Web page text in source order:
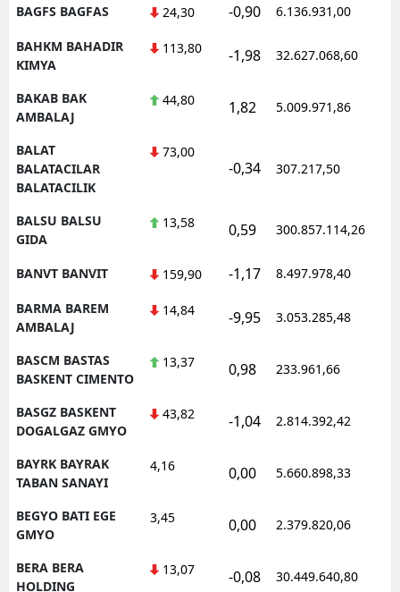
BAGFS BAGFAS 24,30 -0,90 6.136.931,00
BAHKM BAHADIR
KIMYA
113,80 -1,98 32.627.068,60
BAKAB BAK
AMBALAJ
44,80 1,82 5.009.971,86
BALAT
BALATACILAR
BALATACILIK
73,00
-0,34 307.217,50
BALSU BALSU
GIDA
13,58 0,59 300.857.114,26
BANVT BANVIT 159,90 -1,17 8.497.978,40
BARMA BAREM
AMBALAJ
14,84 -9,95 3.053.285,48
BASCM BASTAS
BASKENT CIMENTO
13,37 0,98 233.961,66
BASGZ BASKENT
DOGALGAZ GMYO
43,82 -1,04 2.814.392,42
BAYRK BAYRAK
TABAN SANAYI
4,16 0,00 5.660.898,33
BEGYO BATI EGE
GMYO
3,45 0,00 2.379.820,06
BERA BERA
HOLDING
13,07 -0,08 30.449.640,80